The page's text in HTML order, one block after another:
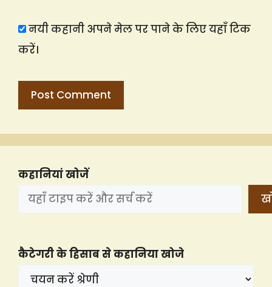
नयी कहानी अपने मेल पर पाने के लिए यहाँ टिक
करें।
कहानियां खोजें
कैटेगरी के हिसाब से कहानिया खोजे